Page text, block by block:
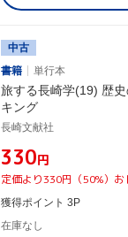
中古
書籍
単行本
旅する長崎学(19) 歴
キング
長崎文献社
¥330円
定価より330円（50%）お
獲得ポイント 3P
在庫なし